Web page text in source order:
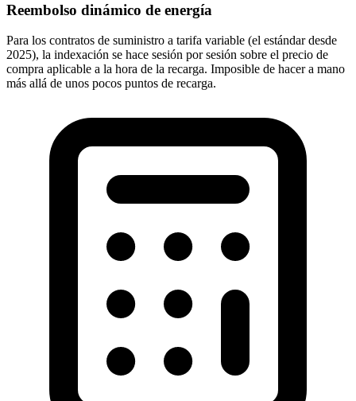
Reembolso dinámico de energía
Para los contratos de suministro a tarifa variable (el estándar desde
2025), la indexación se hace sesión por sesión sobre el precio de
compra aplicable a la hora de la recarga. Imposible de hacer a mano
más allá de unos pocos puntos de recarga.